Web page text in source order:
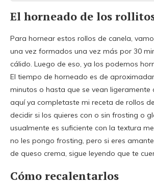
El horneado de los
Para hornear estos rollos de canela,
una vez formados una vez más por 30
cálido. Luego de eso, ya los podemos
El tiempo de horneado es de
minutos o hasta que se vean ligeramente
aquí ya completaste mi receta de rollos
decidir si los quieres con o sin frosting o
usualmente es suficiente con la textura
no les pongo frosting, pero si eres
de queso crema, sigue leyendo que te
Cómo recalentarlos